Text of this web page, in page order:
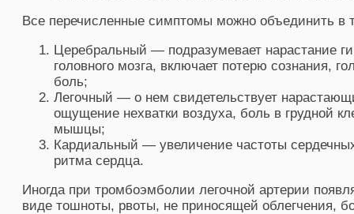
Все перечисленные симптомы можно объединить в
Церебральный — подразумевает нарастание
головного мозга, включает потерю сознания,
боль;
Легочный — о нем свидетельствует
ощущение нехватки воздуха, боль в грудной
мышцы;
Кардиальный — увеличение частоты
ритма сердца.
Иногда при тромбоэмболии легочной артерии
виде тошноты, рвоты, не приносящей облегчения,